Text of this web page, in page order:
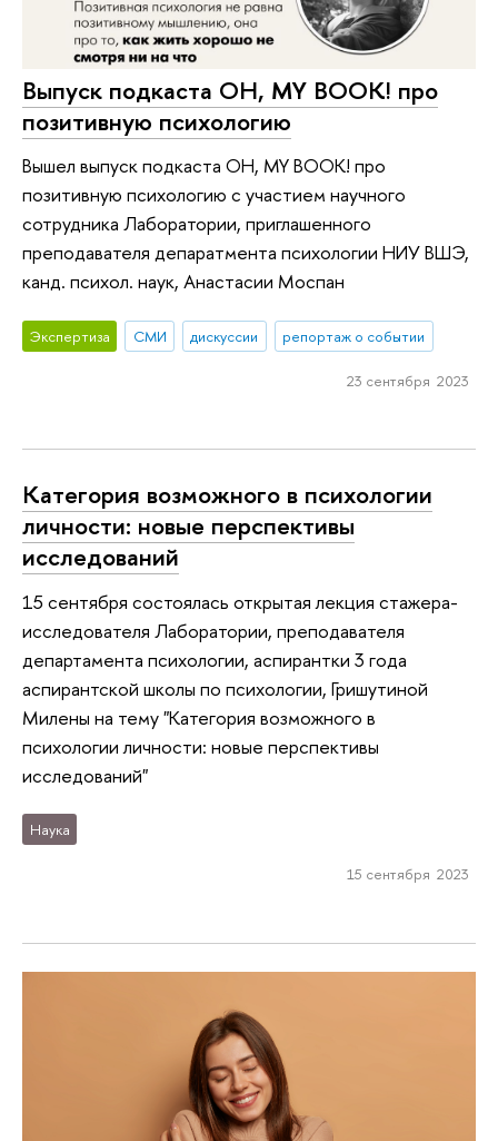
Выпуск подкаста OH, MY BOOK! про
позитивную психологию
Вышел выпуск подкаста OH, MY BOOK! про
позитивную психологию с участием научного
сотрудника Лаборатории, приглашенного
преподавателя депаратмента психологии НИУ ВШЭ,
канд. психол. наук, Анастасии Моспан
Экспертиза СМИ дискуссии репортаж о событии
23 сентября 2023
Категория возможного в психологии
личности: новые перспективы
исследований
15 сентября состоялась открытая лекция стажера-
исследователя Лаборатории, преподавателя
департамента психологии, аспирантки 3 года
аспирантской школы по психологии, Гришутиной
Милены на тему "Категория возможного в
психологии личности: новые перспективы
исследований"
Наука
15 сентября 2023